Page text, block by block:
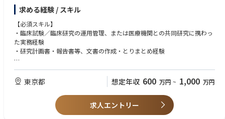
本ポジションでは、研究責任者・KOLと連携しながら、臨床研究計画書
（プロトコル）の策定から医療機関との調整、実施後の運用管理までを一
気通貫で担当していただきます。
【業務内容】
① 臨床研究計画書（プロトコル）の策定・ブラッシュアップ（メイン業
・研究責任者、KOLと議論しながら、研究デザイン、評価項目（エンドポ
イント）、症例数などを詰める
・研究計画書・報告書等のメディカルライティング
② 医療機関・研究者とのコミュニケーション
求める経験 / スキル
【必須スキル】
・臨床試験／臨床研究の運用管理、または医療機関との共同研究に携わっ
た実務経験
・研究計画書・報告書等、文書の作成・とりまとめ経験
【歓迎スキル】
・臨床研究計画書（プロトコル）の作成・メディカルライティングの経験
・GCP／臨床研究法、薬機法、保険収載など、規制関連の知識・実務経験
・プログラム医療機器（SaMD）や外科領域（消化器・婦人科・肝臓・呼
吸器等）に関する臨床試験、臨床研究経験
・EDC・データマネジメント、モニタリング、統計解析の経験
東京都 想定年収 600 万円 ~ 1,000 万円
求人エントリー